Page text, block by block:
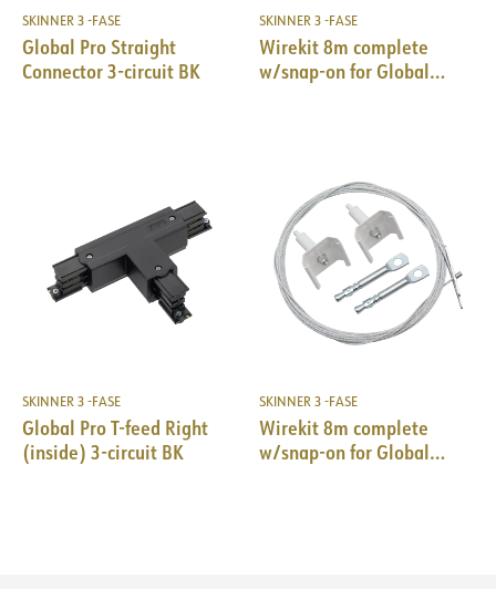
SKINNER 3 -FASE
Global Pro Straight
Connector 3-circuit BK
SKINNER 3 -FASE
Wirekit 8m complete
w/snap-on for Global
SKINNER 3 -FASE
Global Pro T-feed Right
(inside) 3-circuit BK
SKINNER 3 -FASE
Wirekit 8m complete
w/snap-on for Global